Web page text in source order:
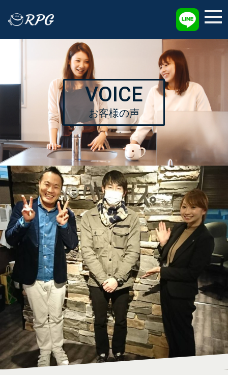
VOICE
お客様の声